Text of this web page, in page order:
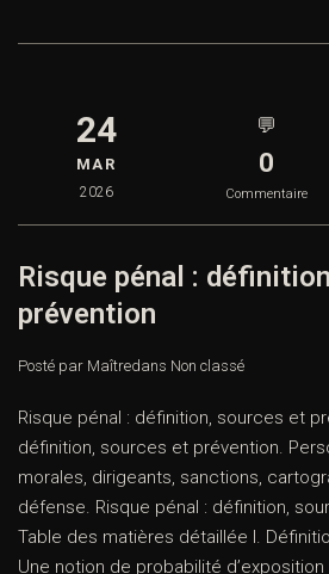
24
MAR
2026
💬
0
Commentaire
Risque pénal :
prévention
Posté par Maîtredans Non classé
Risque pénal : définition, sources et
définition, sources et prévention.
morales, dirigeants, sanctions,
défense. Risque pénal : définition,
Table des matières détaillée I.
Une notion de probabilité d’exposition